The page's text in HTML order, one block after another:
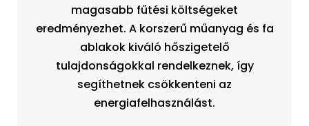
magasabb fűtési költségeket
eredményezhet. A korszerű műanyag és fa
ablakok kiváló hőszigetelő
tulajdonságokkal rendelkeznek, így
segíthetnek csökkenteni az
energiafelhasználást.